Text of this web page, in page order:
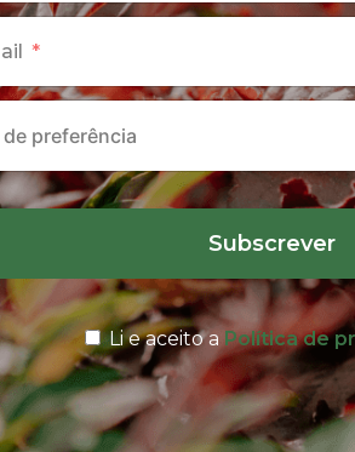
Subscrever
Li e aceito a Política de